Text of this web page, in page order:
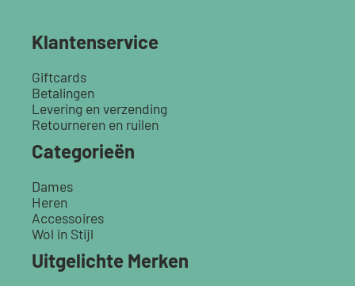
Klantenservice
Giftcards
Betalingen
Levering en verzending
Retourneren en ruilen
Categorieën
Dames
Heren
Accessoires
Wol in Stijl
Uitgelichte Merken